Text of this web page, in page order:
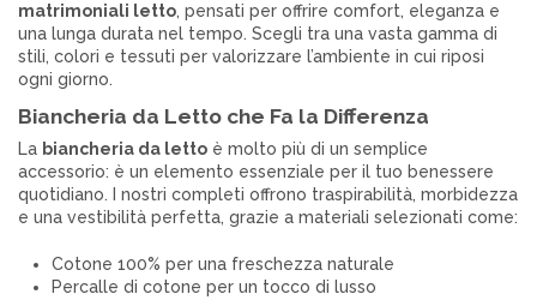
matrimoniali letto, pensati per offrire comfort, eleganza e
una lunga durata nel tempo. Scegli tra una vasta gamma di
stili, colori e tessuti per valorizzare l’ambiente in cui riposi
ogni giorno.
Biancheria da Letto che Fa la Differenza
La biancheria da letto è molto più di un semplice
accessorio: è un elemento essenziale per il tuo benessere
quotidiano. I nostri completi offrono traspirabilità, morbidezza
e una vestibilità perfetta, grazie a materiali selezionati come:
Cotone 100% per una freschezza naturale
Percalle di cotone per un tocco di lusso